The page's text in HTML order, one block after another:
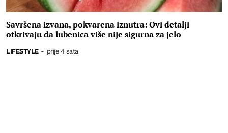
Savršena izvana, pokvarena iznutra: Ovi detalji
otkrivaju da lubenica više nije sigurna za jelo
LIFESTYLE - prije 4 sata